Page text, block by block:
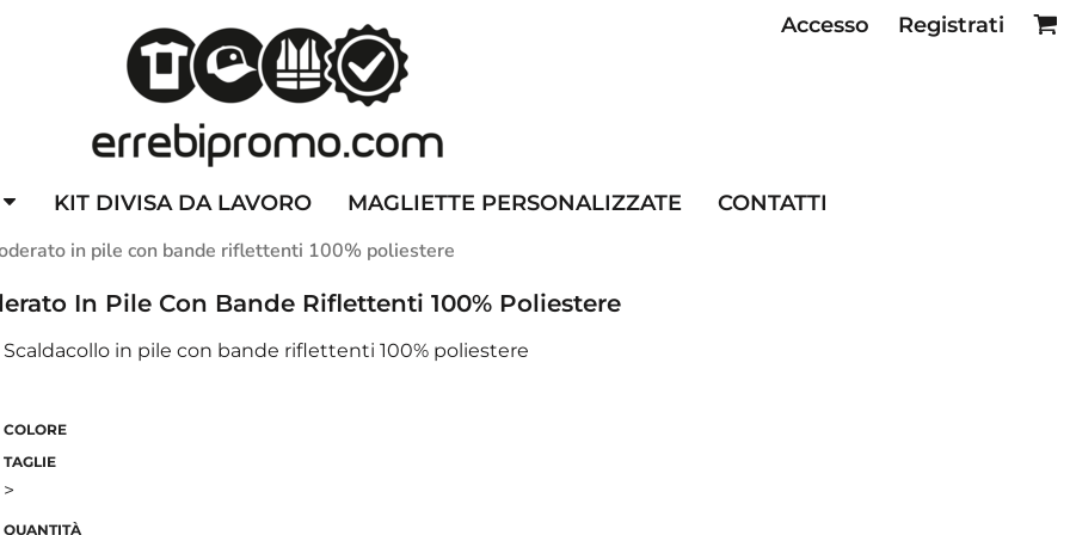
Accesso Registrati
KIT DIVISA DA LAVORO MAGLIETTE PERSONALIZZATE CONTATTI
in pile con bande riflettenti 100% poliestere
In Pile Con Bande Riflettenti 100% Poliestere
Scaldacollo in pile con bande riflettenti 100% poliestere
COLORE
TAGLIE
>
QUANTITÀ
CAPPELLINI PERSONALIZZATI ALTA VISIBILITA'